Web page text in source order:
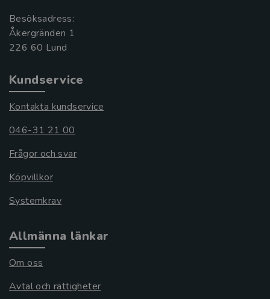
Besöksadress:
Åkergränden 1
Kundservice
Kontakta kundservice
046-31 21 00
Frågor och svar
Köpvillkor
Systemkrav
Allmänna länkar
Om oss
Avtal och rättigheter